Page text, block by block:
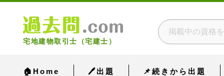
宅地建物取引士（宅建士）
🏠Home 🖊出題 📌続きから出題